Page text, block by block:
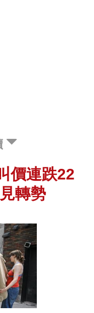
價連跌22
轉勢